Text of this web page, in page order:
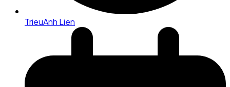
TrieuAnh Lien